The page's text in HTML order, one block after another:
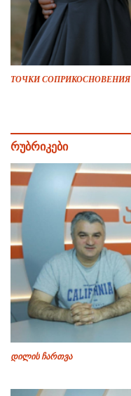
ТОЧКИ СОПРИКОСНОВЕНИЯ
რუბრიკები
დილის ჩართვა